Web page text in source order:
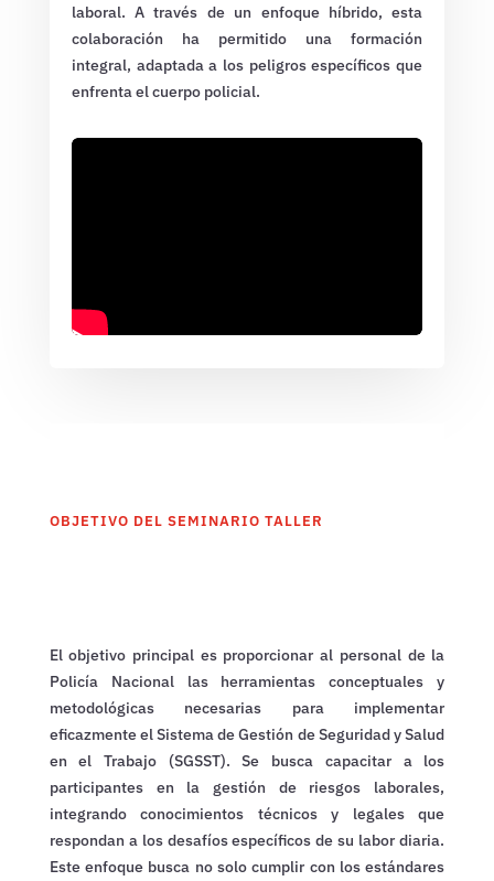
laboral. A través de un enfoque híbrido, esta
colaboración ha permitido una formación
integral, adaptada a los peligros específicos que
enfrenta el cuerpo policial.
OBJETIVO DEL SEMINARIO TALLER
El objetivo principal es proporcionar al personal de la
Policía Nacional las herramientas conceptuales y
metodológicas necesarias para implementar
eficazmente el Sistema de Gestión de Seguridad y Salud
en el Trabajo (SGSST). Se busca capacitar a los
participantes en la gestión de riesgos laborales,
integrando conocimientos técnicos y legales que
respondan a los desafíos específicos de su labor diaria.
Este enfoque busca no solo cumplir con los estándares